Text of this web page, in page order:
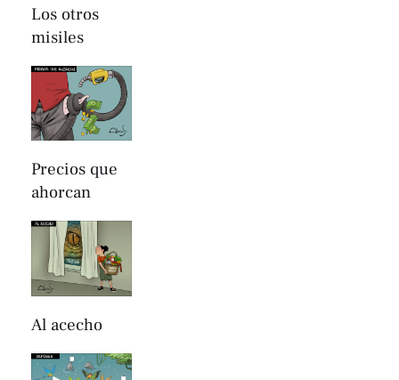
Los otros
misiles
Precios que
ahorcan
Al acecho